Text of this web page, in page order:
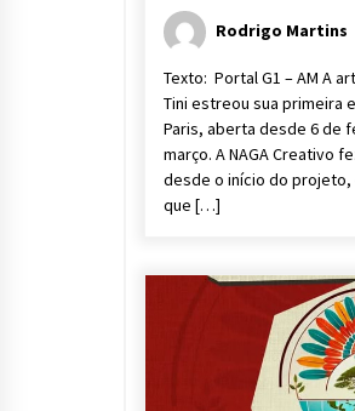
Rodrigo Martins
Texto: Portal G1 – AM A
Tini estreou sua primeira
Paris, aberta desde 6 de
março. A NAGA Creativo
desde o início do projeto,
que […]